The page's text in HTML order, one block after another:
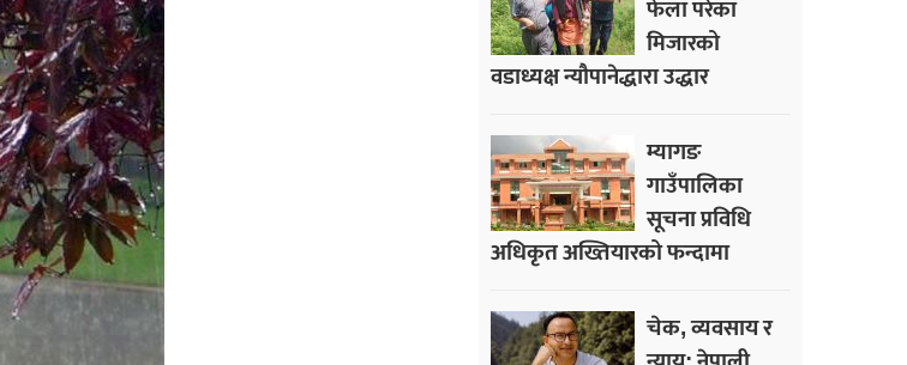
फेला परेका
मिजारको
वडाध्यक्ष न्यौपानेद्धारा उद्धार
म्यागङ
गाउँपालिका
सूचना प्रविधि
अधिकृत अख्तियारको फन्दामा
चेक, व्यवसाय र